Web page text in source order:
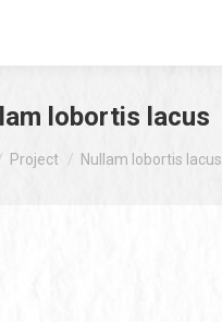
lobortis lacus
here:
Project Nullam lobortis lacus